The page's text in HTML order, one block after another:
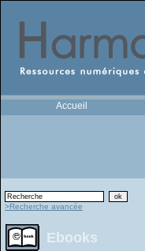
Accueil
>Recherche avancée
Ebooks